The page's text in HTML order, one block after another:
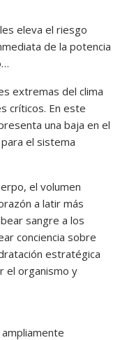
eleva el riesgo
de la potencia
extremas del clima
críticos. En este
una baja en el
el sistema
el volumen
a latir más
sangre a los
conciencia sobre
estratégica
el organismo y